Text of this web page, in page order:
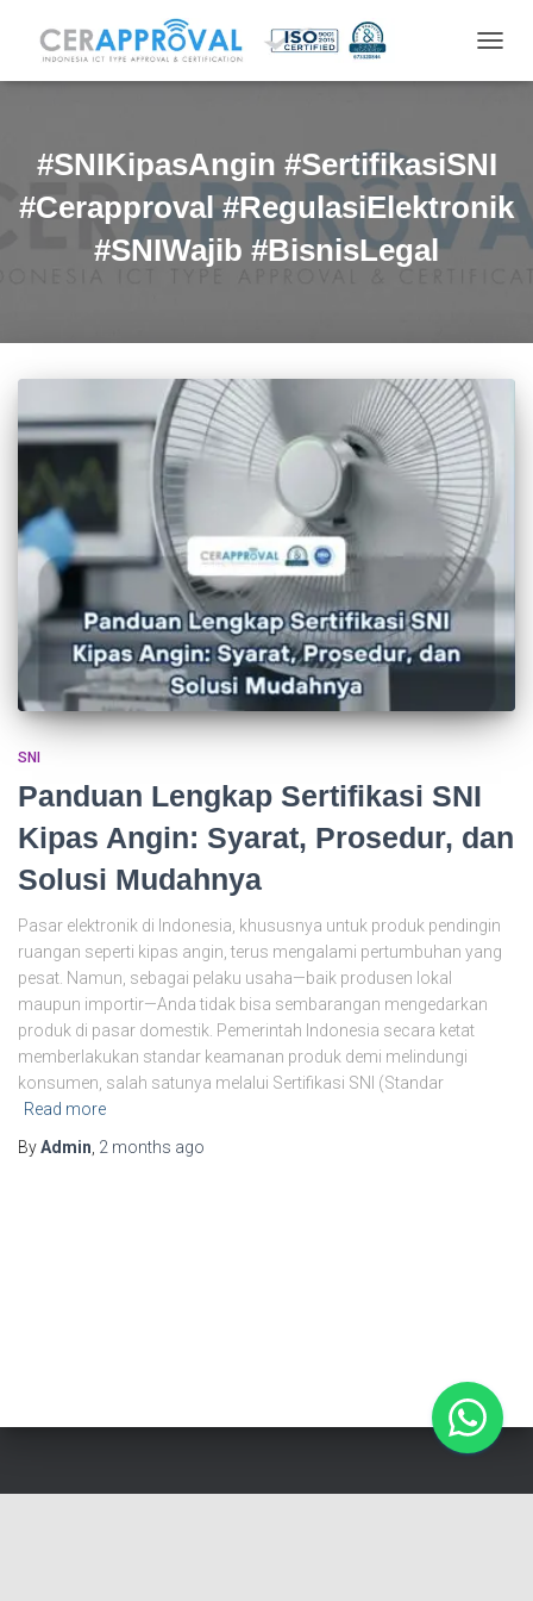
#SNIKipasAngin #SertifikasiSNI
#Cerapproval #RegulasiElektronik
#SNIWajib #BisnisLegal
SNI
Panduan Lengkap Sertifikasi SNI
Kipas Angin: Syarat, Prosedur, dan
Solusi Mudahnya
Pasar elektronik di Indonesia, khususnya untuk produk pendingin
ruangan seperti kipas angin, terus mengalami pertumbuhan yang
pesat. Namun, sebagai pelaku usaha—baik produsen lokal
maupun importir—Anda tidak bisa sembarangan mengedarkan
produk di pasar domestik. Pemerintah Indonesia secara ketat
memberlakukan standar keamanan produk demi melindungi
konsumen, salah satunya melalui Sertifikasi SNI (Standar
Read more
ByAdmin 2 months ago